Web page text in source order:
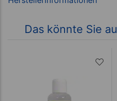
Das könnte Sie